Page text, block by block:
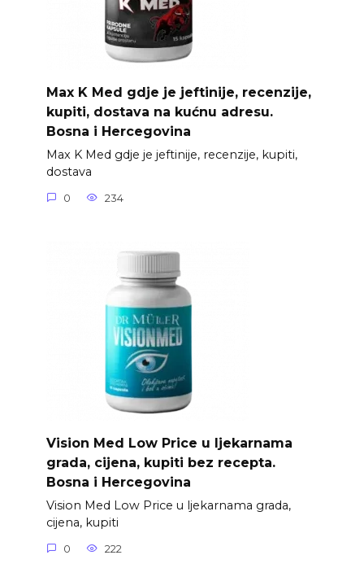
Max K Med gdje je jeftinije, recenzije,
kupiti, dostava na kućnu adresu.
Bosna i Hercegovina
Max K Med gdje je jeftinije, recenzije, kupiti,
dostava
0 234
Vision Med Low Price u ljekarnama
grada, cijena, kupiti bez recepta.
Bosna i Hercegovina
Vision Med Low Price u ljekarnama grada,
cijena, kupiti
0 222